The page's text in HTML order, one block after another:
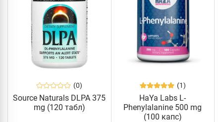
(0)
Source Naturals DLPA 375
mg (120 табл)
(1)
HaYa Labs L-
Phenylalanine 500 mg
(100 капс)